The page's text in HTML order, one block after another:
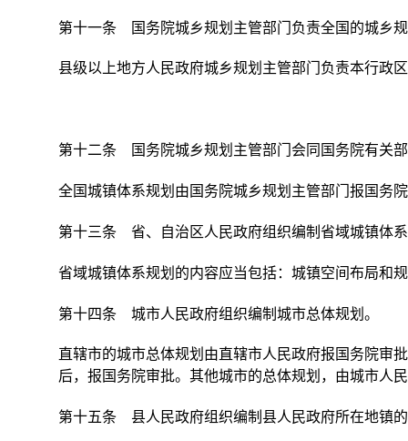
第十一条 国务院城乡规划主管部门负责全国的城乡
县级以上地方人民政府城乡规划主管部门负责本行政
第十二条 国务院城乡规划主管部门会同国务院有关
全国城镇体系规划由国务院城乡规划主管部门报国务
第十三条 省、自治区人民政府组织编制省域城镇体
省域城镇体系规划的内容应当包括：城镇空间布局和
第十四条 城市人民政府组织编制城市总体规划。
直辖市的城市总体规划由直辖市人民政府报国务院审
后，报国务院审批。其他城市的总体规划，由城市人
第十五条 县人民政府组织编制县人民政府所在地镇